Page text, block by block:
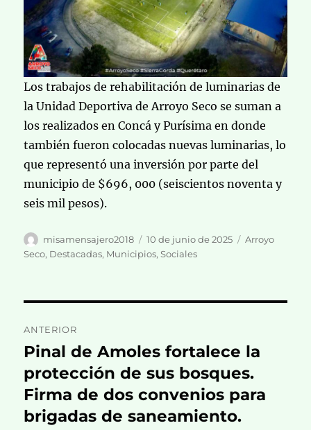
Los trabajos de rehabilitación de luminarias de
la Unidad Deportiva de Arroyo Seco se suman a
los realizados en Concá y Purísima en donde
también fueron colocadas nuevas luminarias, lo
que representó una inversión por parte del
municipio de $696, 000 (seiscientos noventa y
seis mil pesos).
Autor
misamensajero2018
Publicado
el
10 de junio de 2025 Categorías
Arroyo
Seco, Destacadas, Municipios,Sociales
de
entradas
ANTERIOR
Entrada
anterior:
Pinal de Amoles fortalece la
protección de sus bosques.
Firma de dos convenios para
brigadas de saneamiento.